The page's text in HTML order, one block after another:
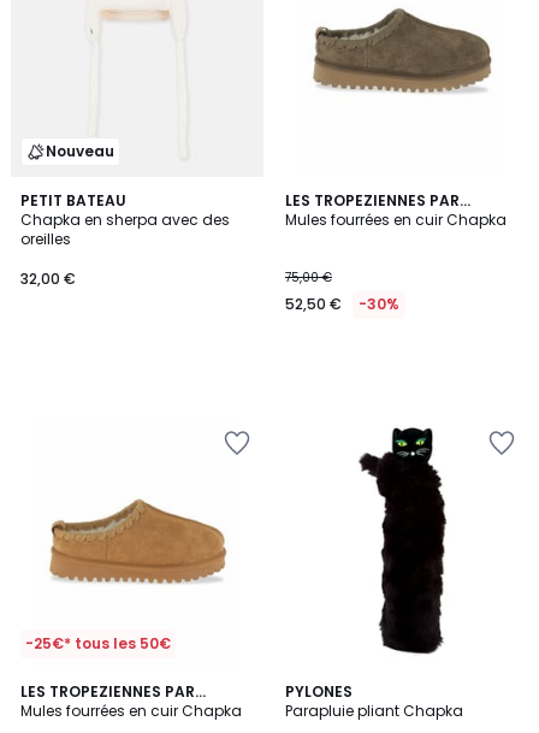
Nouveau
PETIT BATEAU
Chapka en sherpa avec des
oreilles
32,00 €
LES TROPEZIENNES PAR
M.BELARBI
Mules fourrées en cuir Chapka
75,00 €
52,50 € -30%
-25€* tous les 50€
LES TROPEZIENNES PAR
M.BELARBI
Mules fourrées en cuir Chapka
PYLONES
Parapluie pliant Chapka
2
Couleurs